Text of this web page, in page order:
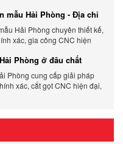
mẫu Hải Phòng - Địa chỉ
Hải Phòng chuyên thiết kế,
xác, gia công CNC hiện
Phòng ở đâu chất
Phòng cung cấp giải pháp
xác, cắt gọt CNC hiện đại,